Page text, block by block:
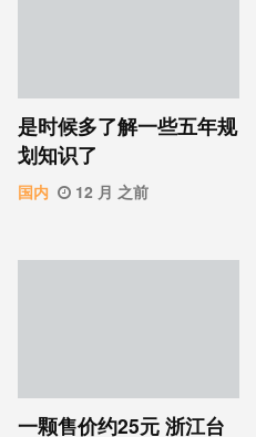
是时候多了解一些五年规
划知识了
国内 12 月 之前
一颗售价约25元 浙江台